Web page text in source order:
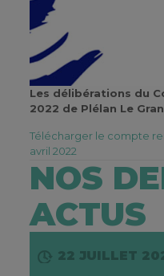
Les délibérations du
2022 de Plélan Le
Télécharger le compte
avril 2022
NOS
ACTUS
22 JUILLET